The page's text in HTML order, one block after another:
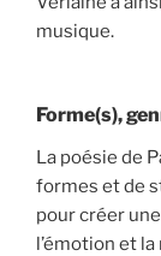
musique.
Forme(s),
La poésie de
formes et de
pour créer
l’émotion et